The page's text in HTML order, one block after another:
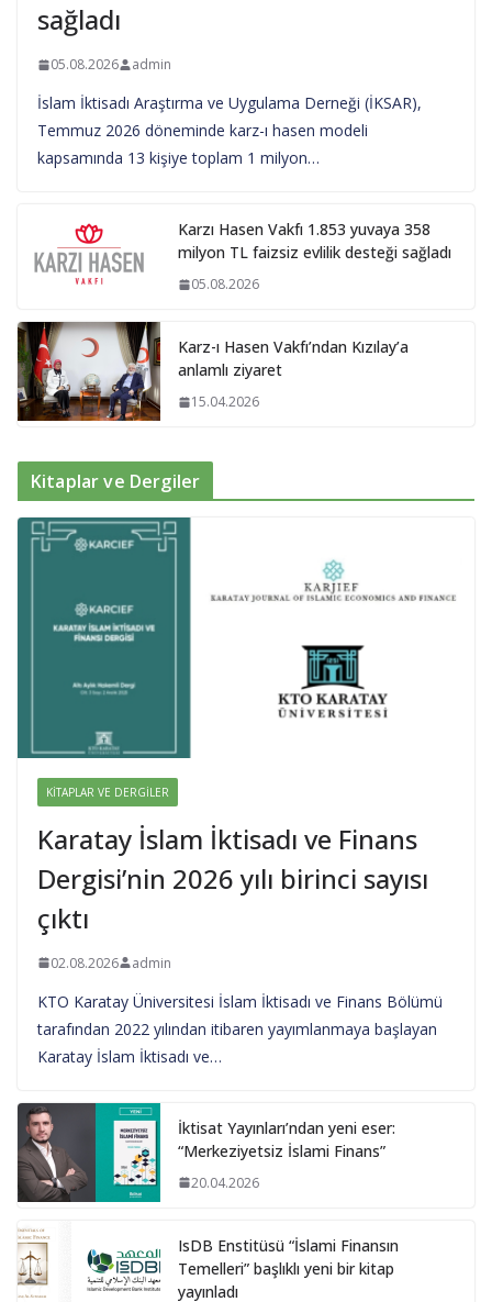
sağladı
05.08.2026 admin
İslam İktisadı Araştırma ve Uygulama Derneği (İKSAR),
Temmuz 2026 döneminde karz-ı hasen modeli
kapsamında 13 kişiye toplam 1 milyon…
Karzı Hasen Vakfı 1.853 yuvaya 358
milyon TL faizsiz evlilik desteği sağladı
05.08.2026
Karz-ı Hasen Vakfı’ndan Kızılay’a
anlamlı ziyaret
15.04.2026
Kitaplar ve Dergiler
KITAPLAR VE DERGILER
Karatay İslam İktisadı ve Finans
Dergisi’nin 2026 yılı birinci sayısı
çıktı
02.08.2026 admin
KTO Karatay Üniversitesi İslam İktisadı ve Finans Bölümü
tarafından 2022 yılından itibaren yayımlanmaya başlayan
Karatay İslam İktisadı ve…
İktisat Yayınları’ndan yeni eser:
“Merkeziyetsiz İslami Finans”
20.04.2026
IsDB Enstitüsü “İslami Finansın
Temelleri” başlıklı yeni bir kitap
yayınladı